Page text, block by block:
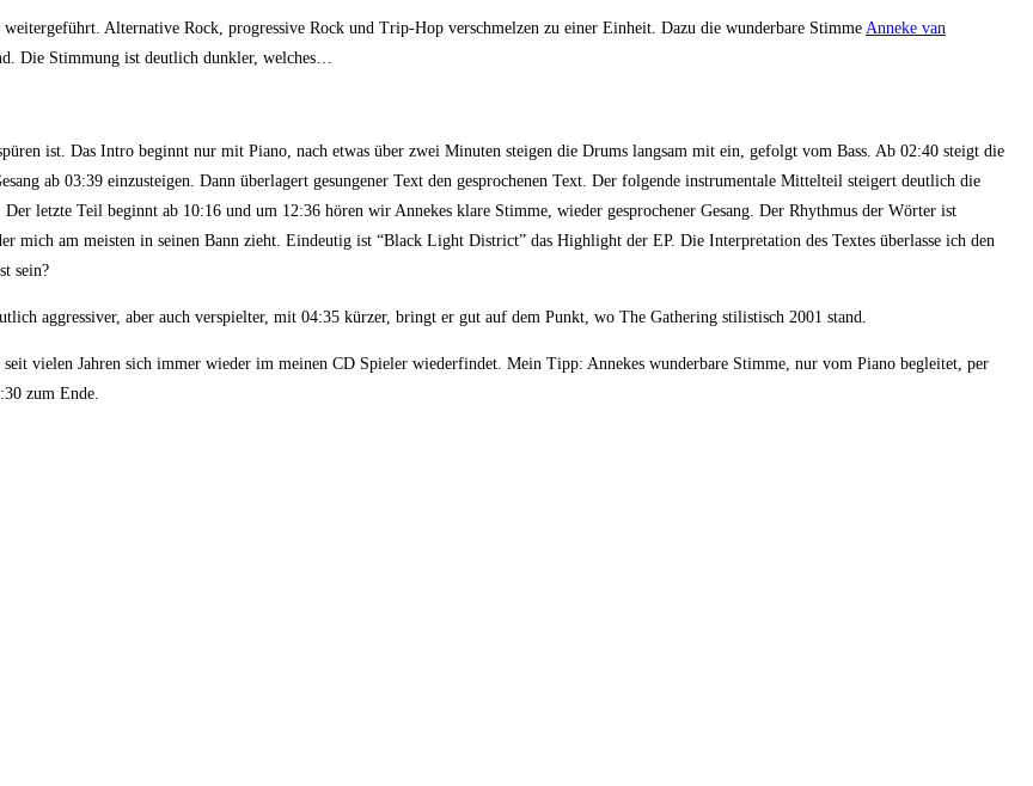
Alternative Rock, progressive Rock und Trip-Hop verschmelzen zu einer Einheit. Dazu die wunderbare Stimme Anneke van
Die Stimmung ist deutlich dunkler, welches…
ist. Das Intro beginnt nur mit Piano, nach etwas über zwei Minuten steigen die Drums langsam mit ein, gefolgt vom Bass. Ab 02:40 steigt die
ab 03:39 einzusteigen. Dann überlagert gesungener Text den gesprochenen Text. Der folgende instrumentale Mittelteil steigert deutlich die
letzte Teil beginnt ab 10:16 und um 12:36 hören wir Annekes klare Stimme, wieder gesprochener Gesang. Der Rhythmus der Wörter ist
am meisten in seinen Bann zieht. Eindeutig ist “Black Light District” das Highlight der EP. Die Interpretation des Textes überlasse ich den
sein?
aggressiver, aber auch verspielter, mit 04:35 kürzer, bringt er gut auf dem Punkt, wo The Gathering stilistisch 2001 stand.
vielen Jahren sich immer wieder im meinen CD Spieler wiederfindet. Mein Tipp: Annekes wunderbare Stimme, nur vom Piano begleitet, per
zum Ende.